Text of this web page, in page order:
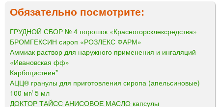
Обязательно посмотрите:
ГРУДНОЙ СБОР № 4 порошок «Красногорсклексредства»
БРОМГЕКСИН сироп «РОЗЛЕКС ФАРМ»
Аммиак раствор для наружного применения и ингаляций
«Ивановская фф»
Карбоцистеин*
АЦЦ® гранулы для приготовления сиропа (апельсиновые)
100 мг/ 5 мл
ДОКТОР ТАЙСС АНИСОВОЕ МАСЛО капсулы